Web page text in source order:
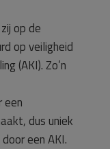
op de
op veiligheid
(AKI). Zo’n
een
dus uniek
een AKI.